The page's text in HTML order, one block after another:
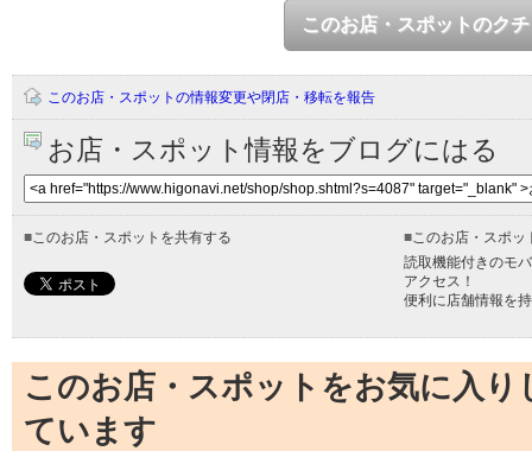
このお店・スポットのク
このお店・スポットの情報変更や閉店・移転を報告
お店・スポット情報をブログにはる
■このお店・スポットを共有する ■このお店・スポッ
読取機能付きのモ
アクセス！
便利に店舗情報を
このお店・スポットをお気に入
ています